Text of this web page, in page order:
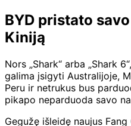
BYD pristato
Kiniją
Nors „Shark“ arba „Shark
galima įsigyti Australijoje,
Peru ir netrukus bus
pikapo neparduoda savo
Gegužę išleidę naujus